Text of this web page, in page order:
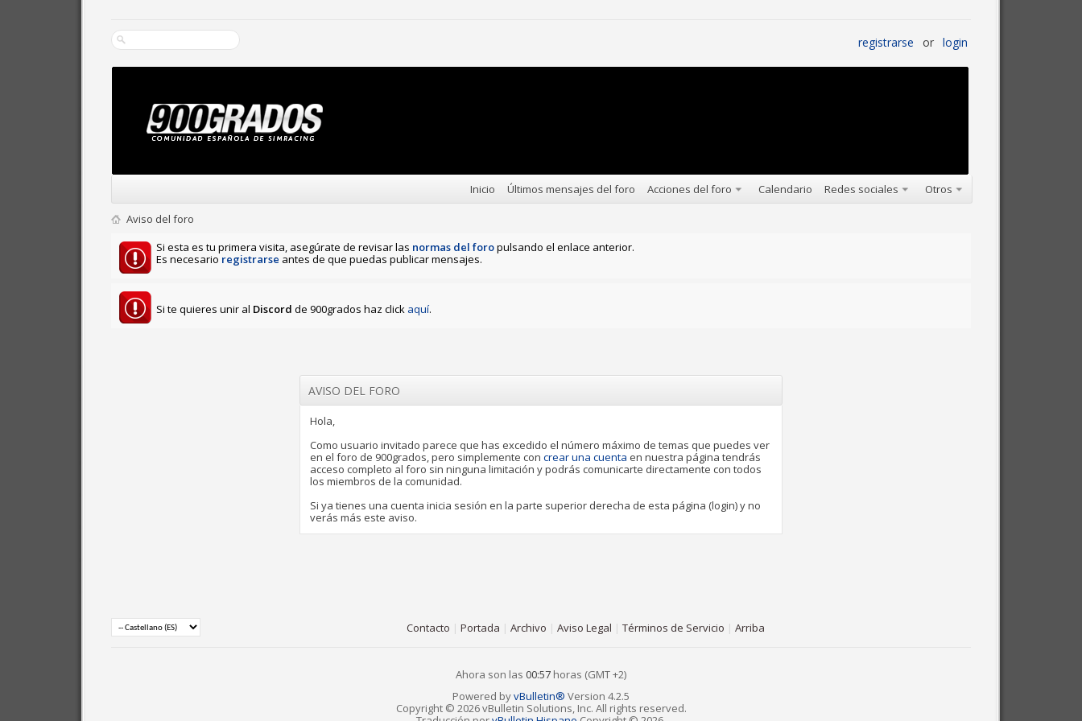
registrarse or login
Inicio Últimos mensajes del foro Acciones del foro Calendario Redes sociales Otros
Aviso del foro
Si esta es tu primera visita, asegúrate de revisar las normas del foropulsando el enlace anterior.
Es necesario registrarse antes de que puedas publicar mensajes.
Si te quieres unir al Discord de 900grados haz click aquí.
AVISO DEL FORO
Hola,
Como usuario invitado parece que has excedido el número máximo de temas que puedes ver
en el foro de 900grados, pero simplemente con crear una cuenta en nuestra página tendrás
acceso completo al foro sin ninguna limitación y podrás comunicarte directamente con todos
los miembros de la comunidad.
Si ya tienes una cuenta inicia sesión en la parte superior derecha de esta página (login) y no
verás más este aviso.
Contacto | Portada | Archivo | Aviso Legal | Términos de Servicio | Arriba
Ahora son las 00:57 horas (GMT +2)
Powered byvBulletin® Version 4.2.5
Copyright © 2026 vBulletin Solutions, Inc. All rights reserved.